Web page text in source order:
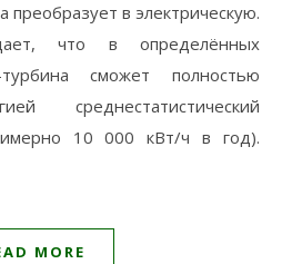
преобразует в электрическую.
что в определённых
сможет полностью
среднестатистический
10 000 кВт/ч в год).
MORE